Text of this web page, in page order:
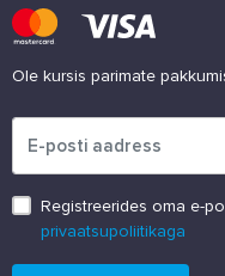
Ole kursis parimate
Palun sisesta e-posti
Registreerides oma e-
privaatsupoliitikaga